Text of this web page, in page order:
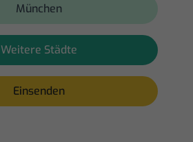
München
Weitere Städte
Einsenden